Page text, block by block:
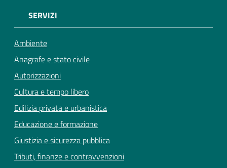
SERVIZI
Ambiente
Anagrafe e stato civile
Autorizzazioni
Cultura e tempo libero
Edilizia privata e urbanistica
Educazione e formazione
Giustizia e sicurezza pubblica
Tributi, finanze e contravvenzioni